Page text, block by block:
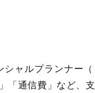
ャルプランナー
「通信費」など、